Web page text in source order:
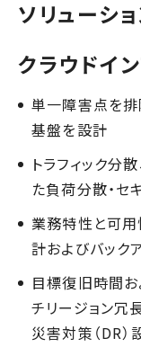
ソリューシ
クラウドイ
単一障害点を排
基盤を設計
トラフィック分
た負荷分散・セ
業務特性と可用
計およびバック
目標復旧時間
チリージョン冗
災害対策（DR）